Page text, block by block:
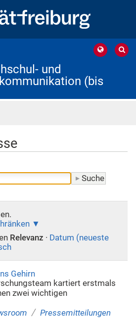
und
(bis
Relevanz · Datum (neueste
Gehirn
kartiert erstmals
zwei wichtigen
/ Pressemitteilungen